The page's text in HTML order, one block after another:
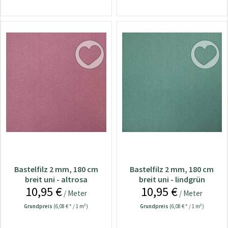
Bastelfilz 2 mm, 180 cm
breit uni - altrosa
10,95 €/ Meter
Grundpreis (6,08 € * / 1 m²)
Bastelfilz 2 mm, 180 cm
breit uni - lindgrün
10,95 € / Meter
Grundpreis (6,08 € * / 1 m²)